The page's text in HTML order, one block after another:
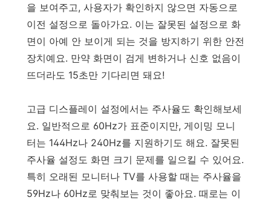
을 보여주고, 사용자가 확인하지 않으면 자동으로
이전 설정으로 돌아가요. 이는 잘못된 설정으로 화
면이 아예 안 보이게 되는 것을 방지하기 위한 안전
장치예요. 만약 화면이 검게 변하거나 신호 없음이
뜨더라도 15초만 기다리면 돼요!
고급 디스플레이 설정에서는 주사율도 확인해보세
요. 일반적으로 60Hz가 표준이지만, 게이밍 모니
터는 144Hz나 240Hz를 지원하기도 해요. 잘못된
주사율 설정도 화면 크기 문제를 일으킬 수 있어요.
특히 오래된 모니터나 TV를 사용할 때는 주사율을
59Hz나 60Hz로 맞춰보는 것이 좋아요. 때로는 이